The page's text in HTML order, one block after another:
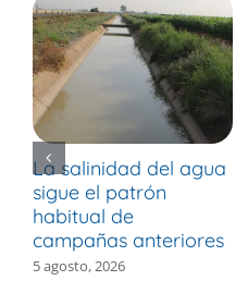
La salinidad del agua
sigue el patrón
habitual de
campañas anteriores
5 agosto, 2026